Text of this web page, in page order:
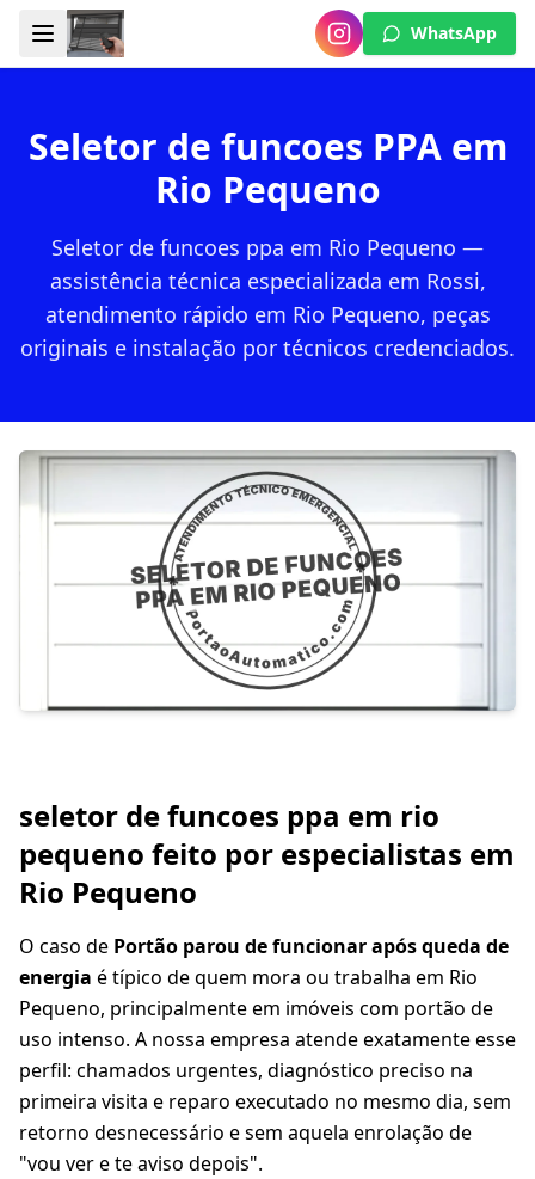
WhatsApp
Seletor de funcoes PPA em
Rio Pequeno
Seletor de funcoes ppa em Rio Pequeno —
assistência técnica especializada em Rossi,
atendimento rápido em Rio Pequeno, peças
originais e instalação por técnicos credenciados.
seletor de funcoes ppa em rio
pequeno feito por especialistas em
Rio Pequeno
O caso de Portão parou de funcionar após queda de
energia é típico de quem mora ou trabalha em Rio
Pequeno, principalmente em imóveis com portão de
uso intenso. A nossa empresa atende exatamente esse
perfil: chamados urgentes, diagnóstico preciso na
primeira visita e reparo executado no mesmo dia, sem
retorno desnecessário e sem aquela enrolação de
"vou ver e te aviso depois".